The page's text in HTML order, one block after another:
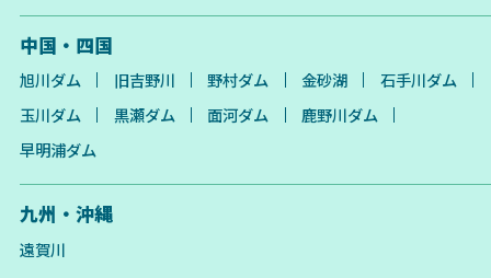
中国・四国
旭川ダム 旧吉野川 野村ダム 金砂湖
石手川ダム
玉川ダム
黒瀬ダム 面河ダム
鹿野川ダム
早明浦ダム
九州・沖縄
遠賀川